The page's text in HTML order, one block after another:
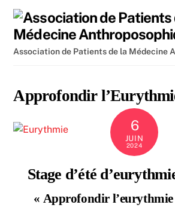
Skip
content
Association de Patients de la Médecine
Approfondir
6
JUIN
2024
Stage d’été
« Approfondir